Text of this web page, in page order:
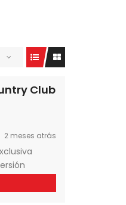
Club
2 meses atrás